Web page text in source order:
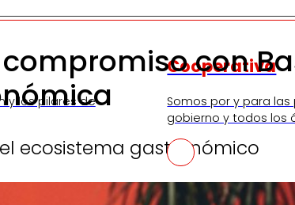
y los pilares de
Cooperativa
Somos por y para
gobierno y todos los
compromiso con
ecosistema gastronómico